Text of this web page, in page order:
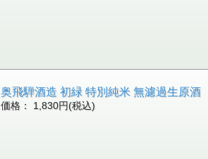
奥飛騨酒造 初緑 特別純米 無濾過生原酒
価格： 1,830円(税込)